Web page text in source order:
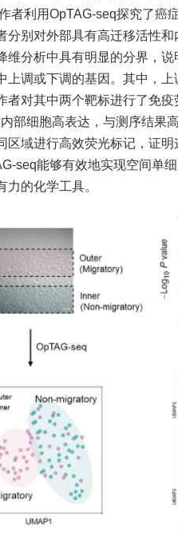
者利用OpTAG-seq探究了癌
分别对外部具有高迁移活性
维分析中具有明显的分界，
上调或下调的基因。其中，
者对其中两个靶标进行了免
部细胞高表达，与测序结果
区域进行高效荧光标记，证
seq能够有效地实现空间单
力的化学工具。